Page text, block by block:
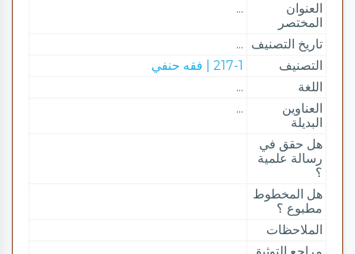
العنوان
المختصر
...
تاريخ التصنيف
...
التصنيف
217-1 | فقه حنفي
اللغة
...
العناوين
البديلة
...
هل حقق في
رسالة علمية
؟
هل المخطوط
مطبوع ؟
الملاحظات